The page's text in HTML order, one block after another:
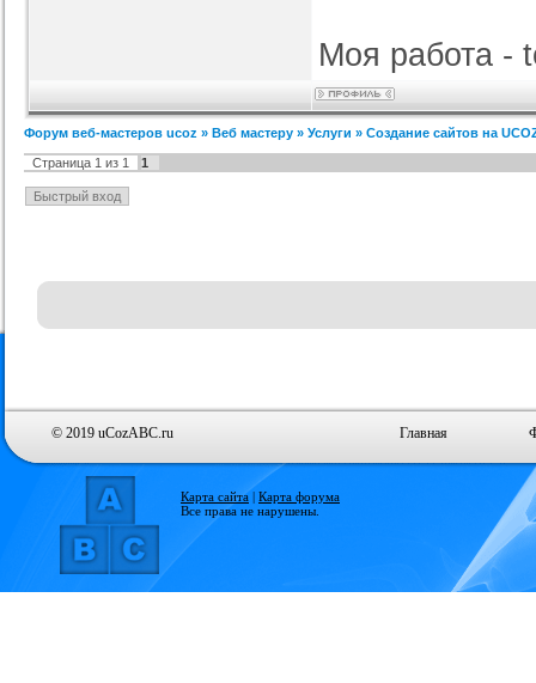
Моя работа -
Форум веб-мастеров ucoz » Веб мастеру » Услуги » Создание сайтов на
Страница 1 из 1 1
© 2019 uCozABC.ru Главная
Карта сайта | Карта форума
Все права не нарушены.